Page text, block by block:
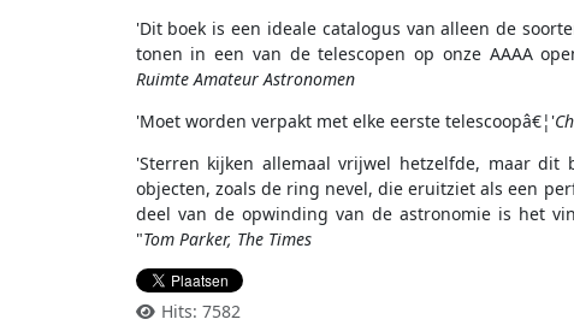
'Dit boek is een ideale catalogus van alleen de
tonen in een van de telescopen op onze AAAA
Ruimte Amateur Astronomen
'Moet worden verpakt met elke eerste telescoopâ€¦'
'Sterren kijken allemaal vrijwel hetzelfde, maar
objecten, zoals de ring nevel, die eruitziet als een
deel van de opwinding van de astronomie is het
"Tom Parker, The Times
Hits: 7582